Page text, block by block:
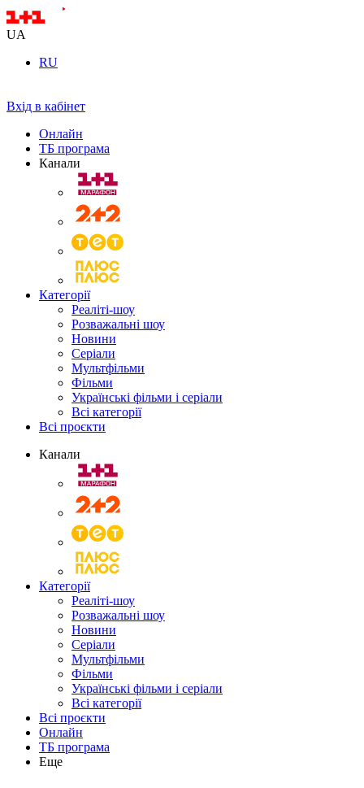
UA
RU
Вхід в кабінет
Онлайн
ТБ програма
Канали
Категорії
Реаліті-шоу
Розважальні шоу
Новини
Серіали
Мультфільми
Фільми
Українські фільми і серіали
Всі категорії
Всі проєкти
Канали
Категорії
Реаліті-шоу
Розважальні шоу
Новини
Серіали
Мультфільми
Фільми
Українські фільми і серіали
Всі категорії
Всі проєкти
Онлайн
ТБ програма
Еще